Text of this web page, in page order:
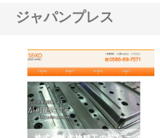
ジャパンプレス